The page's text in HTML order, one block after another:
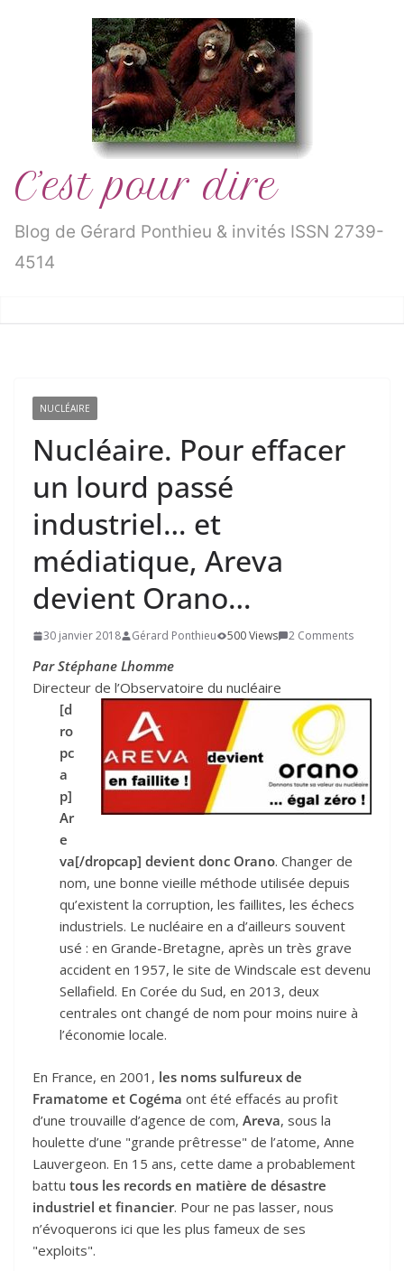
C’est pour dire
Blog de Gérard Ponthieu & invités ISSN 2739-
4514
NUCLÉAIRE
Nucléaire. Pour effacer
un lourd passé
industriel… et
médiatique, Areva
devient Orano…
30 janvier 2018 Gérard Ponthieu 500 Views 2 Comments
Par Stéphane Lhomme
Directeur de l’Observatoire du nucléaire
[d
ro
pc
a
p]
Ar
e
va[/dropcap] devient donc Orano. Changer de
nom, une bonne vieille méthode utilisée depuis
qu’existent la corruption, les faillites, les échecs
industriels. Le nucléaire en a d’ailleurs souvent
usé : en Grande-Bretagne, après un très grave
accident en 1957, le site de Windscale est devenu
Sellafield. En Corée du Sud, en 2013, deux
centrales ont changé de nom pour moins nuire à
l’économie locale.
En France, en 2001, les noms sulfureux de
Framatome et Cogéma ont été effacés au profit
d’une trouvaille d’agence de com, Areva, sous la
houlette d’une "grande prêtresse" de l’atome, Anne
Lauvergeon. En 15 ans, cette dame a probablement
battu tous les records en matière de désastre
industriel et financier. Pour ne pas lasser, nous
n’évoquerons ici que les plus fameux de ses
"exploits".